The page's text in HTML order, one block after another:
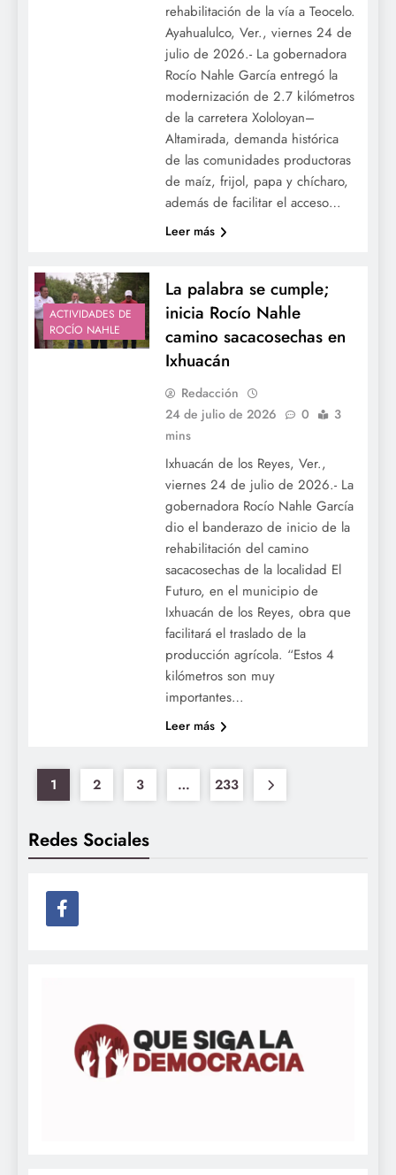
rehabilitación de la vía a Teocelo.
Ayahualulco, Ver., viernes 24 de
julio de 2026.- La gobernadora
Rocío Nahle García entregó la
modernización de 2.7 kilómetros
de la carretera Xololoyan–
Altamirada, demanda histórica
de las comunidades productoras
de maíz, frijol, papa y chícharo,
además de facilitar el acceso…
Leer más
ACTIVIDADES DE
ROCÍO NAHLE
La palabra se cumple;
inicia Rocío Nahle
camino sacacosechas en
Ixhuacán
Redacción
24 de julio de 2026
0
3
mins
Ixhuacán de los Reyes, Ver.,
viernes 24 de julio de 2026.- La
gobernadora Rocío Nahle García
dio el banderazo de inicio de la
rehabilitación del camino
sacacosechas de la localidad El
Futuro, en el municipio de
Ixhuacán de los Reyes, obra que
facilitará el traslado de la
producción agrícola. “Estos 4
kilómetros son muy
importantes…
Leer más
1 2 3 … 233
Redes Sociales